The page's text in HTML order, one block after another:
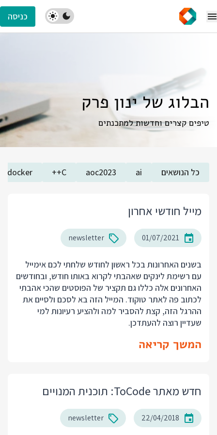
כניסה
הבלוג של ינון פרק
טיפים קצרים וחדשות למתכנתים
כל הנושאים ai
aoc2023
C++
docker
מייל חודשי אחרון
01/07/2021
newsletter
בשנים האחרונות בכל ראשון לחודש שלחתי לכם אימייל
עם רשימת לינקים שאהבתי לקרוא באותו חודש, ובחודשים
האחרונים אלה כללו גם תקציר של הפוסטים שהכי אהבתי
לכתוב פה לאתר טוקוד. המייל הזה בא לסכם ולסיים את
ההרגל הזה, קצת להסביר למה ולהציע רעיונות למי
שעדיין רוצה להעתדכן.
המשך קריאה
חדש מאתר ToCode: תוכנית המנויים
22/04/2018
newsletter